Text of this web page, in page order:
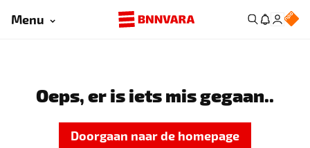
Menu
Oeps, er is iets mis gegaan..
Doorgaan naar de homepage